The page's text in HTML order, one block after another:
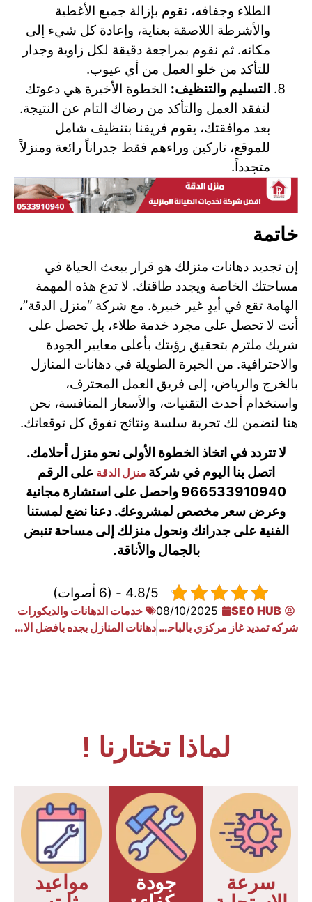
الطلاء وجفافه، نقوم بإزالة جميع الأغطية
والأشرطة اللاصقة بعناية، وإعادة كل شيء إلى
مكانه. ثم نقوم بمراجعة دقيقة لكل زاوية وجدار
للتأكد من خلو العمل من أي عيوب.
التسليم والتنظيف: الخطوة الأخيرة هي دعوتك
لتفقد العمل والتأكد من رضاك التام عن النتيجة.
بعد موافقتك، يقوم فريقنا بتنظيف شامل
للموقع، تاركين وراءهم فقط جدراناً رائعة ومنزلاً
متجدداً.
خاتمة
إن تجديد دهانات منزلك هو قرار يبعث الحياة في
مساحتك الخاصة ويجدد طاقتك. لا تدع هذه المهمة
الهامة تقع في أيدٍ غير خبيرة. مع شركة “منزل الدقة”،
أنت لا تحصل على مجرد خدمة طلاء، بل تحصل على
شريك ملتزم بتحقيق رؤيتك بأعلى معايير الجودة
والاحترافية. من الخبرة الطويلة في دهانات المنازل
بالخرج والرياض، إلى فريق العمل المحترف،
واستخدام أحدث التقنيات، والأسعار المنافسة، نحن
هنا لنضمن لك تجربة سلسة ونتائج تفوق كل توقعاتك.
لا تتردد في اتخاذ الخطوة الأولى نحو منزل أحلامك.
اتصل بنا اليوم في شركة منزل الدقة على الرقم
966533910940 واحصل على استشارة مجانية
وعرض سعر مخصص لمشروعك. دعنا نضع لمستنا
الفنية على جدرانك ونحول منزلك إلى مساحة تنبض
بالجمال والأناقة.
4.8/5 - (6 أصوات)
SEO HUB
08/10/2025
خدمات الدهانات والديكورات
شركه تمديد غاز مركزي بالباحه 0533910940
دهانات المنازل بجده بافضل الاسعار 0533910940
لماذا تختارنا !
سرعة
جودة
مواعيد